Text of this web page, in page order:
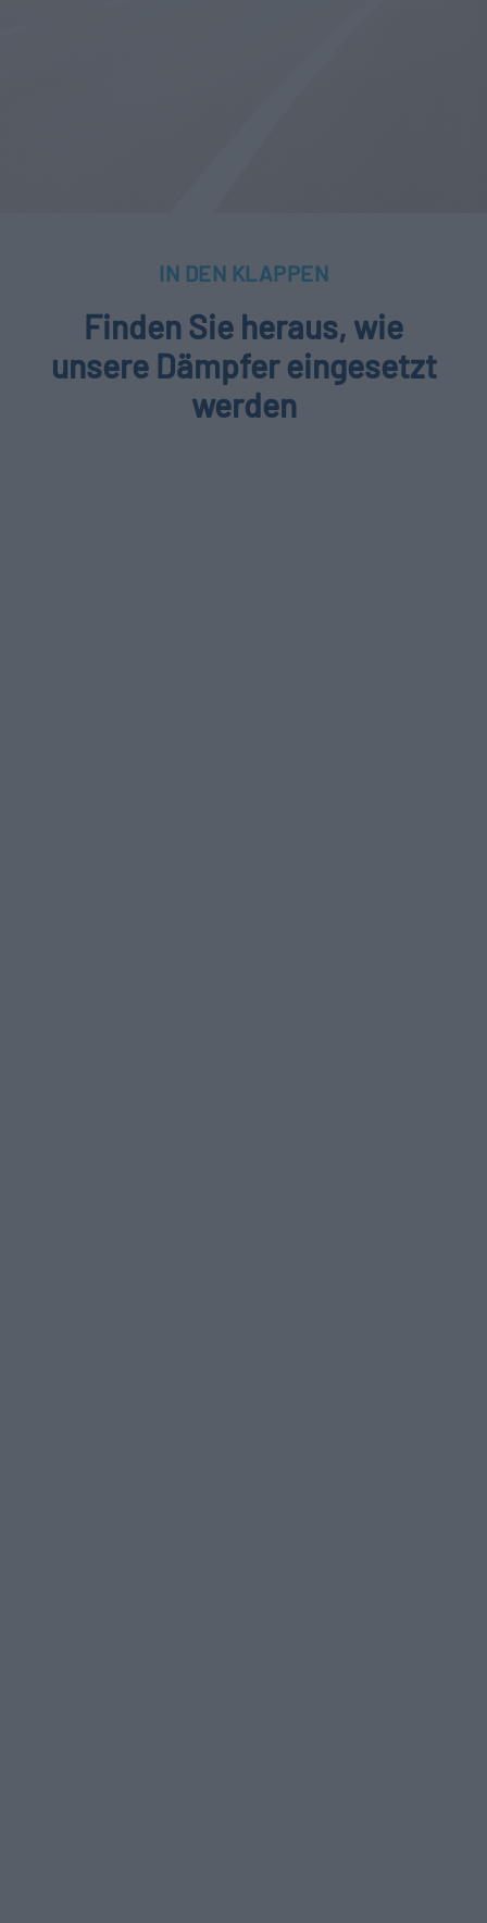
IN DEN KLAPPEN
Finden Sie heraus, wie
unsere Dämpfer eingesetzt
werden